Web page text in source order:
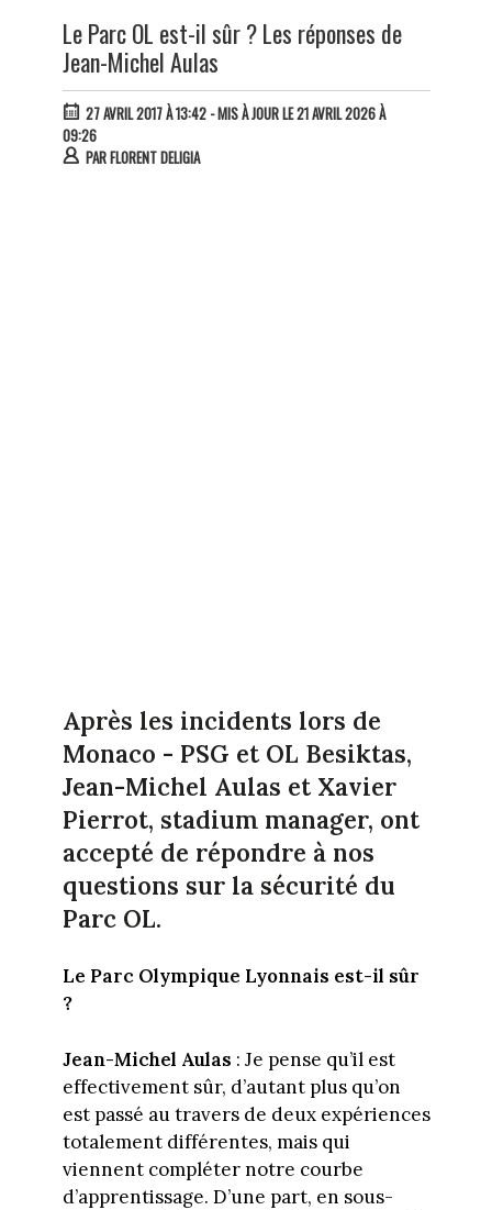
Le Parc OL est-il sûr ? Les réponses de
Jean-Michel Aulas
27 AVRIL 2017 À 13:42- MIS À JOUR LE 21 AVRIL 2026 À
09:26
PARFLORENT DELIGIA
Après les incidents lors de
Monaco - PSG et OL Besiktas,
Jean-Michel Aulas et Xavier
Pierrot, stadium manager, ont
accepté de répondre à nos
questions sur la sécurité du
Parc OL.
Le Parc Olympique Lyonnais est-il sûr
?
Jean-Michel Aulas : Je pense qu’il est
effectivement sûr, d’autant plus qu’on
est passé au travers de deux expériences
totalement différentes, mais qui
viennent compléter notre courbe
d’apprentissage. D’une part, en sous-